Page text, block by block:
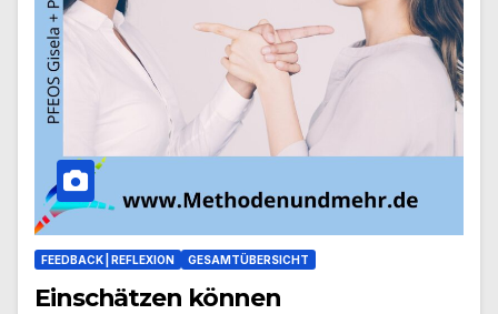
FEEDBACK | REFLEXION GESAMTÜBERSICHT
Einschätzen können